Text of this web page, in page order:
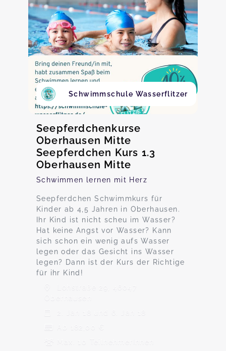
Schwimmschule Wasserflitzer
Seepferdchenkurse
Oberhausen Mitte
Seepferdchen Kurs 1.3
Oberhausen Mitte
Schwimmen lernen mit Herz
Seepferdchen Schwimmkurs für
Kinder ab 4,5 Jahren in Oberhausen.
Ihr Kind ist nicht scheu im Wasser?
Hat keine Angst vor Wasser? Kann
sich schon ein wenig aufs Wasser
legen oder das Gesicht ins Wasser
legen? Dann ist der Kurs der Richtige
für ihr Kind!
Lohstraße 29, 46047
Oberhausen
2. Jan 18 und 6. Jan 18
Ab 182,00 €
Max. 10 TeilnehmerInnen